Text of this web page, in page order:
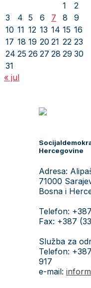
1
2
3
4 5 6 7 8
9
10 11 12 13 14 15 16
17 18 19 20 21 22 23
24 25 26 27 28 29 30
31
« jul
Hercegovine
Adresa:
71000
Bosna i
Telefon:
Fax: +387
Služba za
Telefon:
917
e-mail: